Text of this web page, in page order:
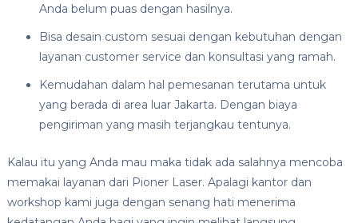
Anda belum puas dengan hasilnya.
Bisa desain custom sesuai dengan kebutuhan dengan
layanan customer service dan konsultasi yang ramah.
Kemudahan dalam hal pemesanan terutama untuk
yang berada di area luar Jakarta. Dengan biaya
pengiriman yang masih terjangkau tentunya.
Kalau itu yang Anda mau maka tidak ada salahnya mencoba
memakai layanan dari Pioner Laser. Apalagi kantor dan
workshop kami juga dengan senang hati menerima